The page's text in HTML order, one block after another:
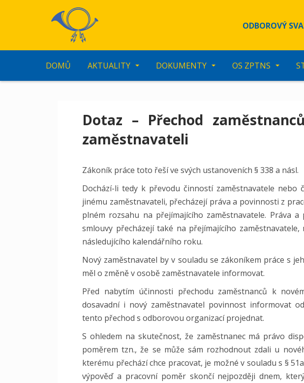
t
a
ODBOROVÝ
DOMŮ AKTUALITY DOKUMENTY OS ZPTNS
Dotaz – Přechod
zaměstnavateli
Zákoník práce toto řeší ve svých ustanoveních § 338 a násl.
Dochází-li tedy k převodu činností zaměstnavatele nebo
jinému zaměstnavateli, přecházejí práva a povinnosti z
plném rozsahu na přejímajícího zaměstnavatele. Práva
smlouvy přecházejí také na přejímajícího zaměstnavatele,
následujícího kalendářního roku.
Nový zaměstnavatel by v souladu se zákoníkem práce s
měl o změně v osobě zaměstnavatele informovat.
Před nabytím účinnosti přechodu zaměstnanců k
dosavadní i nový zaměstnavatel povinnost informovat
tento přechod s odborovou organizací projednat.
S ohledem na skutečnost, že zaměstnanec má právo
poměrem tzn., že se může sám rozhodnout zdali u
kterému přechází chce pracovat, je možné v souladu s §
výpověď a pracovní poměr skončí nejpozději dnem,